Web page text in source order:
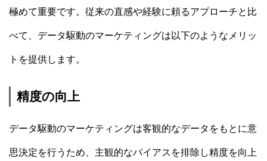
極めて重要です。従来の直感や経験に頼るアプローチと比
べて、データ駆動のマーケティングは以下のようなメリッ
トを提供します。
精度の向上
データ駆動のマーケティングは客観的なデータをもとに意
思決定を行うため、主観的なバイアスを排除し精度を向上